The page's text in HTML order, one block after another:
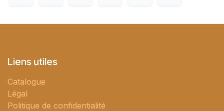
Liens utiles
Catalogue
Légal
Politique de confidentialité